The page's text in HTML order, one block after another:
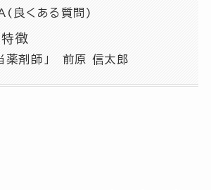
良くある質問)
徴
当薬剤師」 前原 信太郎